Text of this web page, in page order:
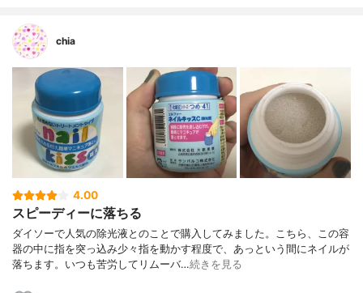
chia
4.00
スピーディーに落ちる
ダイソーで人気の除光液とのことで購入してみました。こちら、この容
器の中に指を突っ込み少々指を動かす程度で、あっという間にネイルが
落ちます。いつも苦労してリムーバ…続きを見る